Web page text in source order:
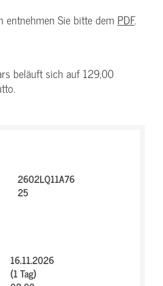
entnehmen Sie bitte dem PDF.
beläuft sich auf 129,00
2602LQ11A76
25
16.11.2026
(1 Tag)